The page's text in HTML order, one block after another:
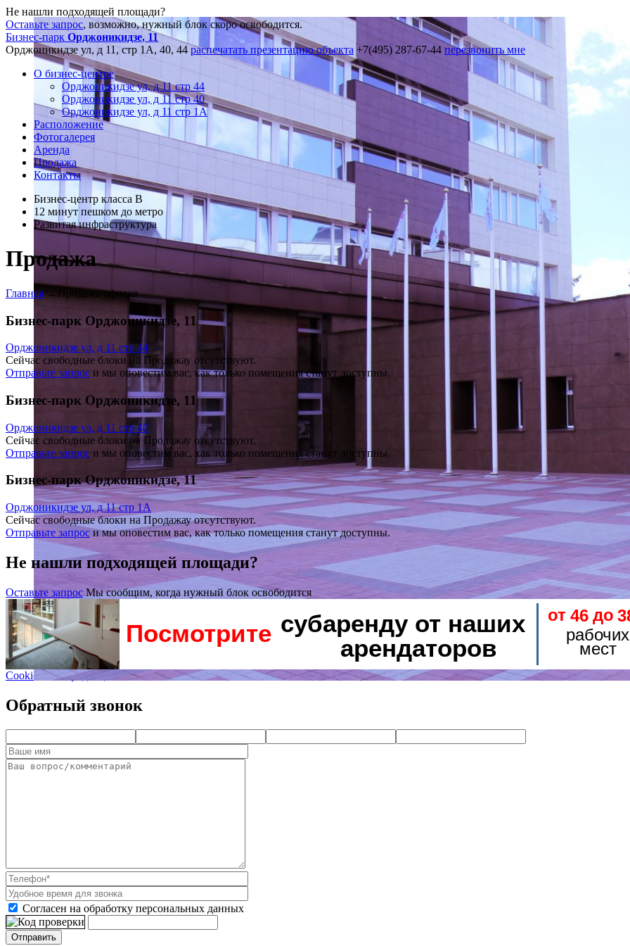
Не нашли подходящей площади?
Оставьте запрос, возможно, нужный блок скоро освободится.
Бизнес-парк Орджоникидзе, 11
Орджоникидзе ул, д 11, стр 1А, 40, 44 распечатать презентацию объекта +7(495) 287-67-44 перезвонить мне
О бизнес-центре
Орджоникидзе ул, д 11 стр 44
Орджоникидзе ул, д 11 стр 40
Орджоникидзе ул, д 11 стр 1А
Расположение
Фотогалерея
Аренда
Продажа
Контакты
Бизнес-центр класса В
12 минут пешком до метро
Развитая инфраструктура
Продажа
Главная →Продажа офисов
Бизнес-парк Орджоникидзе, 11
Орджоникидзе ул, д 11 стр 44
Сейчас свободные блоки на Продажау отсутствуют.
Отправьте запрос и мы оповестим вас, как только помещения станут доступны.
Бизнес-парк Орджоникидзе, 11
Орджоникидзе ул, д 11 стр 40
Сейчас свободные блоки на Продажау отсутствуют.
Отправьте запрос и мы оповестим вас, как только помещения станут доступны.
Бизнес-парк Орджоникидзе, 11
Орджоникидзе ул, д 11 стр 1А
Сейчас свободные блоки на Продажау отсутствуют.
Отправьте запрос и мы оповестим вас, как только помещения станут доступны.
Не нашли подходящей площади?
Оставьте запрос Мы сообщим, когда нужный блок освободится
Посмотрите субаренду от наших
арендаторов
от 46 до
рабочих
мест
Cookie и Конфиденциальность
Обратный звонок
Согласен на обработку персональных данных